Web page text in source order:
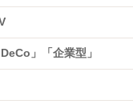
」「企業型」